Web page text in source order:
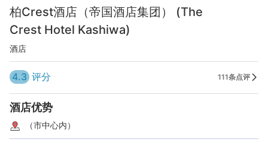
柏Crest酒店（帝国酒店集团） (The
Crest Hotel Kashiwa)
酒店
4.3 评分 111条点评
酒店优势
（市中心内）